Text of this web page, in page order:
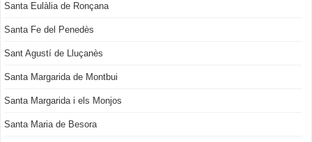
Santa Eulàlia de Ronçana
Santa Fe del Penedès
Sant Agustí de Lluçanès
Santa Margarida de Montbui
Santa Margarida i els Monjos
Santa Maria de Besora